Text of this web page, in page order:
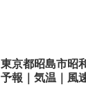
東京都昭島市昭
予報｜気温｜風